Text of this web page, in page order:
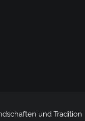
und Tradition